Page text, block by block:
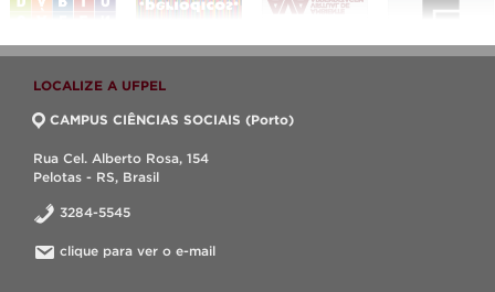
LOCALIZE A UFPEL
CAMPUS CIÊNCIAS SOCIAIS (Porto)
Rua Cel. Alberto Rosa, 154
Pelotas - RS, Brasil
3284-5545
clique para ver o e-mail